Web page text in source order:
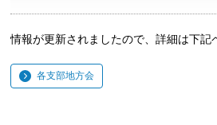
情報が更新されましたので、詳細は下記
各支部地方会